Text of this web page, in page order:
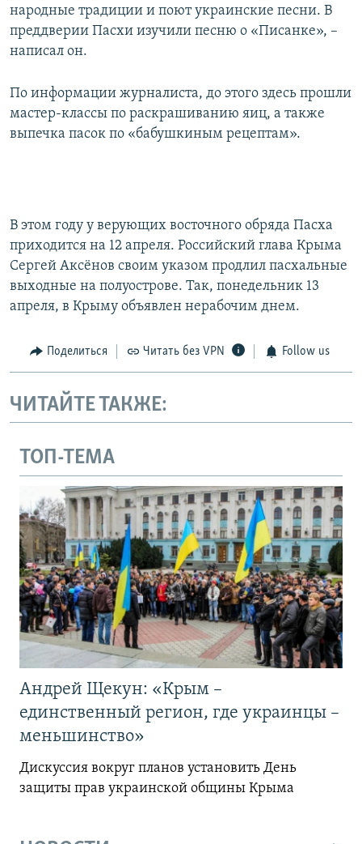
народные традиции и поют украинские песни. В
преддверии Пасхи изучили песню о «Писанке», –
написал он.
По информации журналиста, до этого здесь прошли
мастер-классы по раскрашиванию яиц, а также
выпечка пасок по «бабушкиным рецептам».
В этом году у верующих восточного обряда Пасха
приходится на 12 апреля. Российский глава Крыма
Сергей Аксёнов своим указом продлил пасхальные
выходные на полуострове. Так, понедельник 13
апреля, в Крыму объявлен нерабочим днем.
Поделиться Читать без VPN Follow us
ЧИТАЙТЕ ТАКЖЕ:
ТОП-ТЕМА
Андрей Щекун: «Крым –
единственный регион, где украинцы –
меньшинство»
Дискуссия вокруг планов установить День
защиты прав украинской общины Крыма